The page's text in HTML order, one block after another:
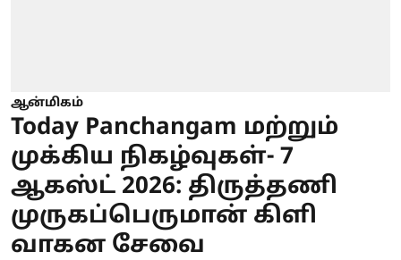
ஆன்மிகம்
Today Panchangam மற்றும்
முக்கிய நிகழ்வுகள்- 7
ஆகஸ்ட் 2026: திருத்தணி
முருகப்பெருமான் கிளி
வாகன சேவை